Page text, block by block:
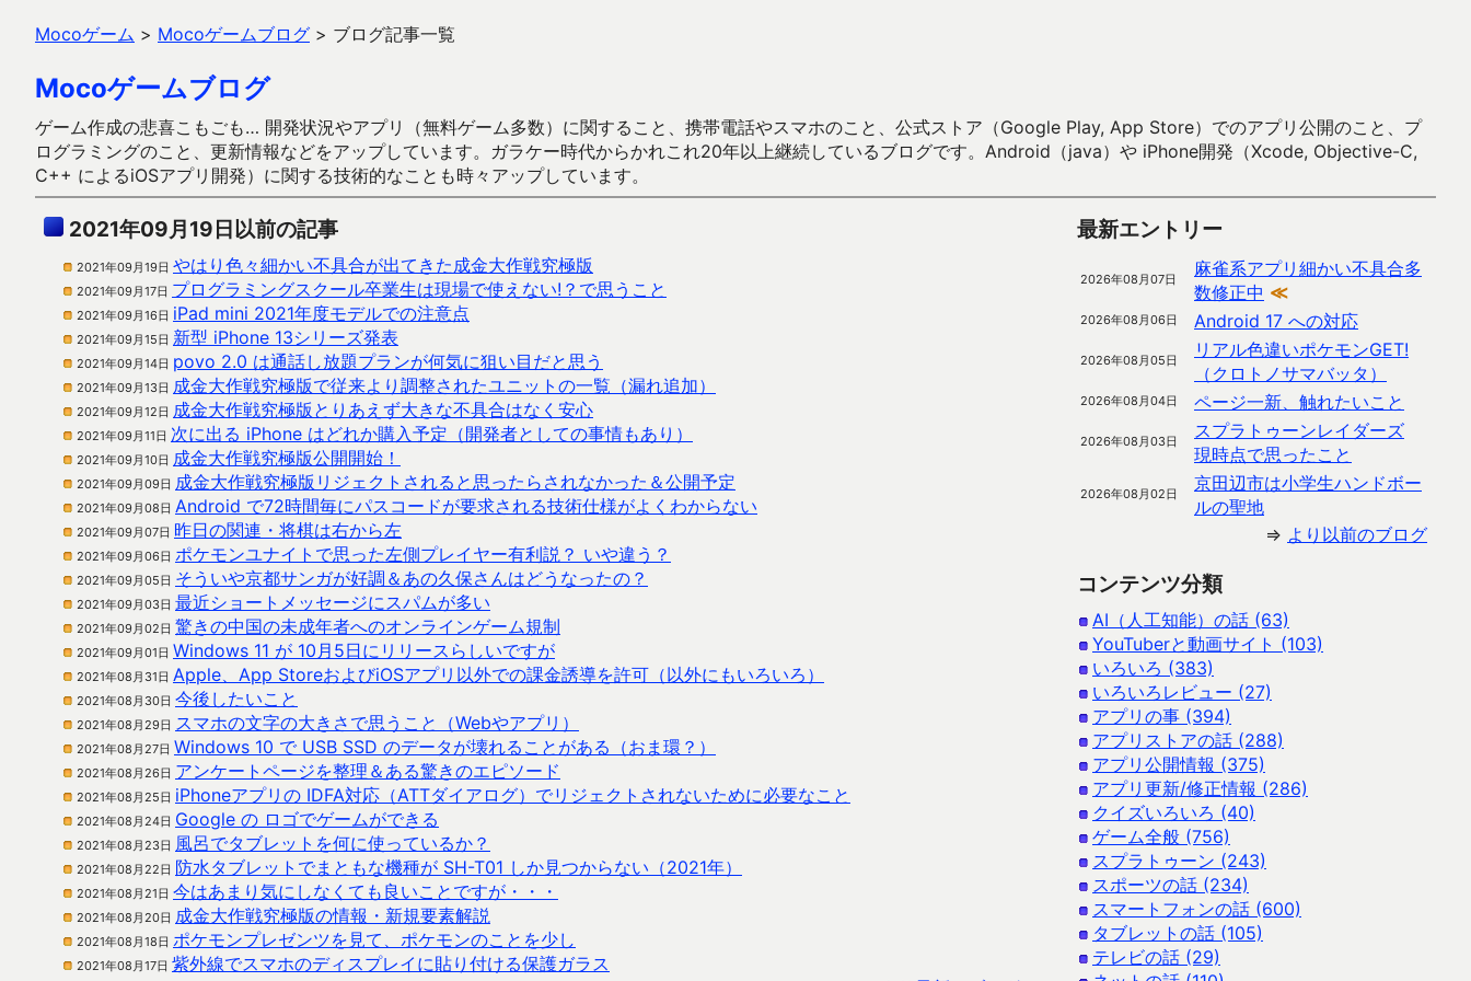
Mocoゲーム > Mocoゲームブログ > ブログ記事一覧
Mocoゲームブログ
ゲーム作成の悲喜こもごも… 開発状況やアプリ（無料ゲーム多数）に関すること、携帯電話やスマホのこと、公式ストア（Google Play, App Store）でのアプリ公開のこと、プ
ログラミングのこと、更新情報などをアップしています。ガラケー時代からかれこれ20年以上継続しているブログです。Android（java）や iPhone開発（Xcode, Objective-C,
C++ によるiOSアプリ開発）に関する技術的なことも時々アップしています。
2021年09月19日以前の記事
2021年09月19日 やはり色々細かい不具合が出てきた成金大作戦究極版
2021年09月17日 プログラミングスクール卒業生は現場で使えない!？で思うこと
2021年09月16日 iPad mini 2021年度モデルでの注意点
2021年09月15日 新型 iPhone 13シリーズ発表
2021年09月14日 povo 2.0 は通話し放題プランが何気に狙い目だと思う
2021年09月13日 成金大作戦究極版で従来より調整されたユニットの一覧（漏れ追加）
2021年09月12日 成金大作戦究極版とりあえず大きな不具合はなく安心
2021年09月11日 次に出る iPhone はどれか購入予定（開発者としての事情もあり）
2021年09月10日 成金大作戦究極版公開開始！
2021年09月09日 成金大作戦究極版リジェクトされると思ったらされなかった＆公開予定
2021年09月08日 Android で72時間毎にパスコードが要求される技術仕様がよくわからない
2021年09月07日 昨日の関連・将棋は右から左
2021年09月06日 ポケモンユナイトで思った左側プレイヤー有利説？ いや違う？
2021年09月05日 そういや京都サンガが好調＆あの久保さんはどうなったの？
2021年09月03日 最近ショートメッセージにスパムが多い
2021年09月02日 驚きの中国の未成年者へのオンラインゲーム規制
2021年09月01日 Windows 11 が 10月5日にリリースらしいですが
2021年08月31日 Apple、App StoreおよびiOSアプリ以外での課金誘導を許可（以外にもいろいろ）
2021年08月30日 今後したいこと
2021年08月29日 スマホの文字の大きさで思うこと（Webやアプリ）
2021年08月27日 Windows 10 で USB SSD のデータが壊れることがある（おま環？）
2021年08月26日 アンケートページを整理＆ある驚きのエピソード
2021年08月25日 iPhoneアプリの IDFA対応（ATTダイアログ）でリジェクトされないために必要なこと
2021年08月24日 Google の ロゴでゲームができる
2021年08月23日 風呂でタブレットを何に使っているか？
2021年08月22日 防水タブレットでまともな機種が SH-T01 しか見つからない（2021年）
2021年08月21日 今はあまり気にしなくても良いことですが・・・
2021年08月20日 成金大作戦究極版の情報・新規要素解説
2021年08月18日 ポケモンプレゼンツを見て、ポケモンのことを少し
2021年08月17日 紫外線でスマホのディスプレイに貼り付ける保護ガラス
最新エントリー
2026年08月07日
麻雀系アプリ細かい不具合多
数修正中 ≪
2026年08月06日 Android 17 への対応
2026年08月05日
リアル色違いポケモンGET!
（クロトノサマバッタ）
2026年08月04日 ページ一新、触れたいこと
2026年08月03日
スプラトゥーンレイダーズ
現時点で思ったこと
2026年08月02日
京田辺市は小学生ハンドボー
ルの聖地
⇒ より以前のブログ
コンテンツ分類
AI（人工知能）の話 (63)
YouTuberと動画サイト (103)
いろいろ (383)
いろいろレビュー (27)
アプリの事 (394)
アプリストアの話 (288)
アプリ公開情報 (375)
アプリ更新/修正情報 (286)
クイズいろいろ (40)
ゲーム全般 (756)
スプラトゥーン (243)
スポーツの話 (234)
スマートフォンの話 (600)
タブレットの話 (105)
テレビの話 (29)